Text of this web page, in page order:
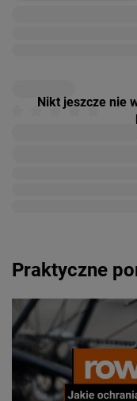
Nikt jeszcze nie
Praktyczne